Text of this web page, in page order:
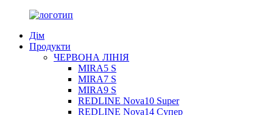
Дім
Продукти
ЧЕРВОНА ЛІНІЯ
MIRA5 S
MIRA7 S
MIRA9 S
REDLINE Nova10 Super
REDLINE Nova14 Супер